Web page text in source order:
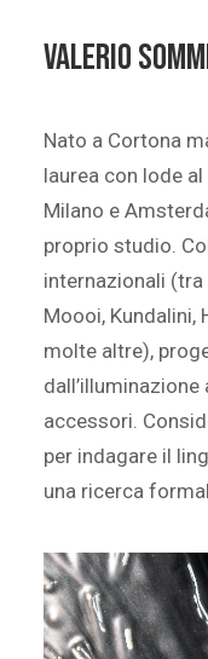
VALERIO
Nato a Cortona
laurea con lode
Milano e
proprio studio.
internazionali (tra
Moooi, Kundalini,
molte altre),
dall’illuminazione
accessori.
per indagare il
una ricerca